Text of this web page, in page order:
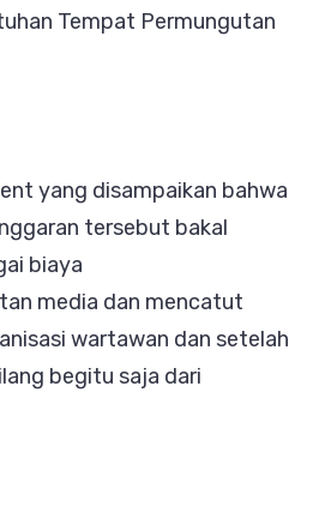
Tempat Permungutan
yang disampaikan bahwa
tersebut bakal
biaya
media dan mencatut
wartawan dan setelah
begitu saja dari